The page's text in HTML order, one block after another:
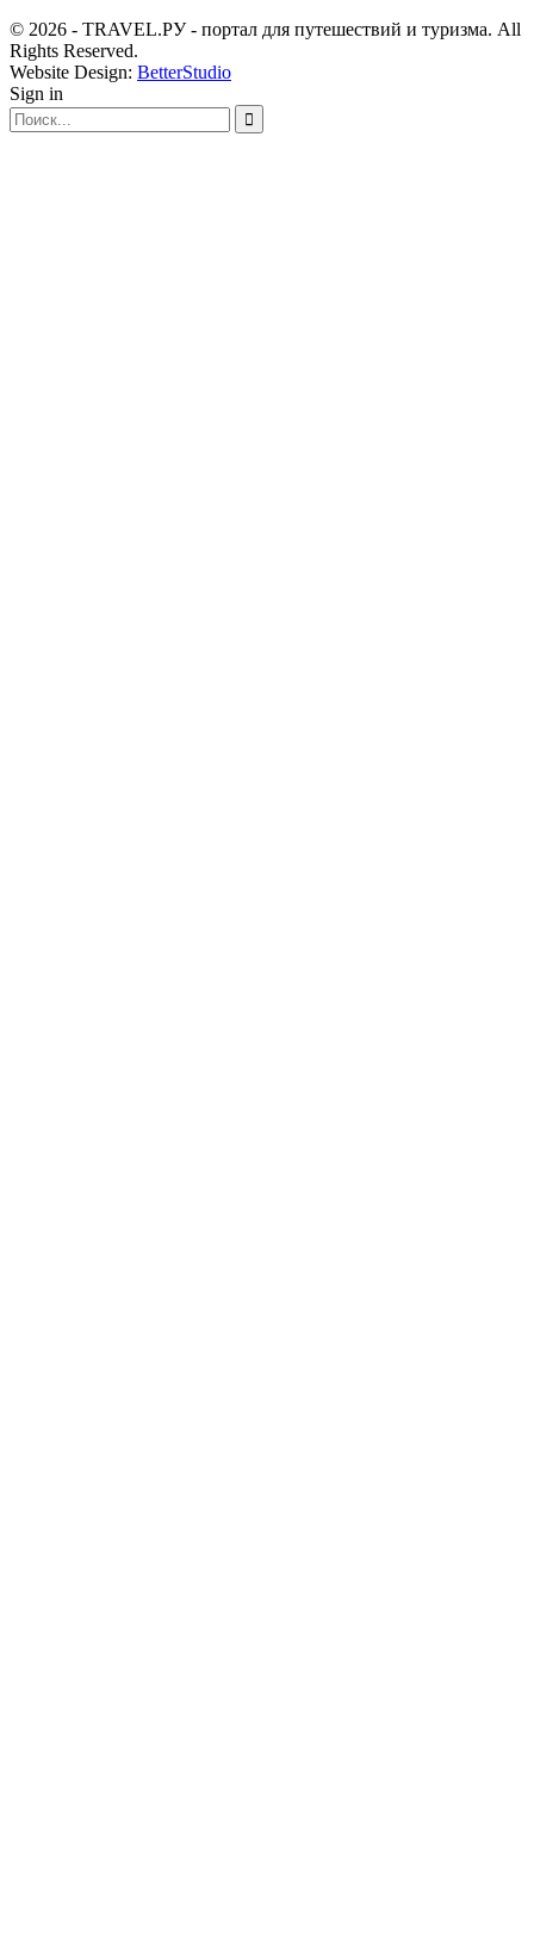
© 2026 - TRAVEL.РУ - портал для путешествий и туризма. All
Rights Reserved.
Website Design: BetterStudio
Sign in